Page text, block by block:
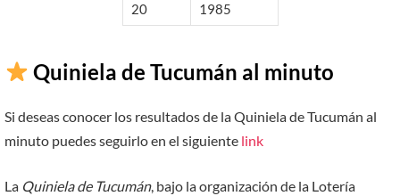
20
1985
Quiniela de Tucumán al minuto
Si deseas conocer los resultados de la Quiniela de Tucumán al
minuto puedes seguirlo en el siguiente link
La Quiniela de Tucumán, bajo la organización de la Lotería